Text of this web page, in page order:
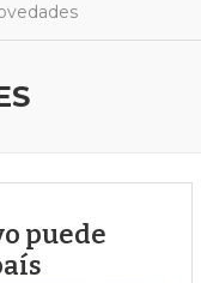
puede